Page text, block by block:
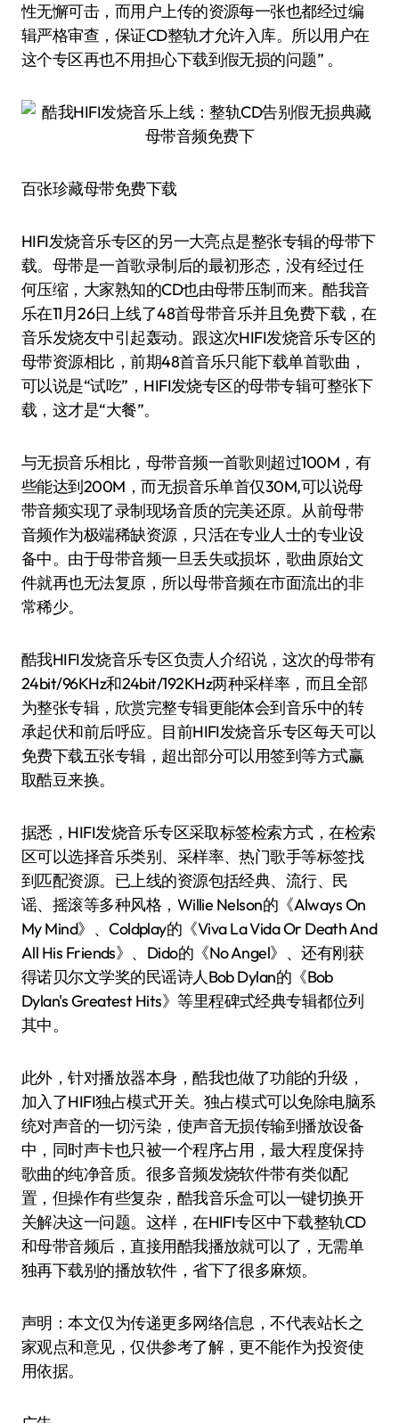
性无懈可击，而用户上传的资源每一张也都经过编
辑严格审查，保证CD整轨才允许入库。所以用户在
这个专区再也不用担心下载到假无损的问题” 。
百张珍藏母带免费下载
HIFI发烧音乐专区的另一大亮点是整张专辑的母带下
载。母带是一首歌录制后的最初形态，没有经过任
何压缩，大家熟知的CD也由母带压制而来。酷我音
乐在11月26日上线了48首母带音乐并且免费下载，在
音乐发烧友中引起轰动。跟这次HIFI发烧音乐专区的
母带资源相比，前期48首音乐只能下载单首歌曲，
可以说是“试吃”，HIFI发烧专区的母带专辑可整张下
载，这才是“大餐”。
与无损音乐相比，母带音频一首歌则超过100M，有
些能达到200M，而无损音乐单首仅30M,可以说母
带音频实现了录制现场音质的完美还原。从前母带
音频作为极端稀缺资源，只活在专业人士的专业设
备中。由于母带音频一旦丢失或损坏，歌曲原始文
件就再也无法复原，所以母带音频在市面流出的非
常稀少。
酷我HIFI发烧音乐专区负责人介绍说，这次的母带有
24bit/96KHz和24bit/192KHz两种采样率，而且全部
为整张专辑，欣赏完整专辑更能体会到音乐中的转
承起伏和前后呼应。目前HIFI发烧音乐专区每天可以
免费下载五张专辑，超出部分可以用签到等方式赢
取酷豆来换。
据悉，HIFI发烧音乐专区采取标签检索方式，在检索
区可以选择音乐类别、采样率、热门歌手等标签找
到匹配资源。已上线的资源包括经典、流行、民
谣、摇滚等多种风格，Willie Nelson的《Always On
My Mind》、Coldplay的《Viva La Vida Or Death And
All His Friends》、Dido的《No Angel》、还有刚获
得诺贝尔文学奖的民谣诗人Bob Dylan的《Bob
Dylan's Greatest Hits》等里程碑式经典专辑都位列
其中。
此外，针对播放器本身，酷我也做了功能的升级，
加入了HIFI独占模式开关。独占模式可以免除电脑系
统对声音的一切污染，使声音无损传输到播放设备
中，同时声卡也只被一个程序占用，最大程度保持
歌曲的纯净音质。很多音频发烧软件带有类似配
置，但操作有些复杂，酷我音乐盒可以一键切换开
关解决这一问题。这样，在HIFI专区中下载整轨CD
和母带音频后，直接用酷我播放就可以了，无需单
独再下载别的播放软件，省下了很多麻烦。
声明：本文仅为传递更多网络信息，不代表站长之
家观点和意见，仅供参考了解，更不能作为投资使
用依据。